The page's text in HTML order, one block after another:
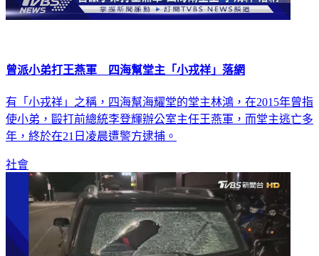
曾派小弟打王燕軍 四海幫堂主「小戎祥」落網
有「小戎祥」之稱，四海幫海耀堂的堂主林鴻，在2015年曾指
使小弟，毆打前總統李登輝辦公室主任王燕軍，而堂主逃亡多
年，終於在21日凌晨遭警方逮捕。
社會